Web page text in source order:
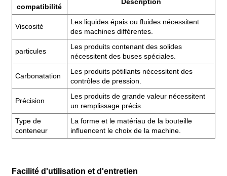
compatibilité
Viscosité
Les liquides épais ou fluides nécessitent
des machines différentes.
particules
Les produits contenant des solides
nécessitent des buses spéciales.
Carbonatation
Les produits pétillants nécessitent des
contrôles de pression.
Précision
Les produits de grande valeur nécessitent
un remplissage précis.
Type de
conteneur
La forme et le matériau de la bouteille
influencent le choix de la machine.
Facilité d'utilisation et d'entretien